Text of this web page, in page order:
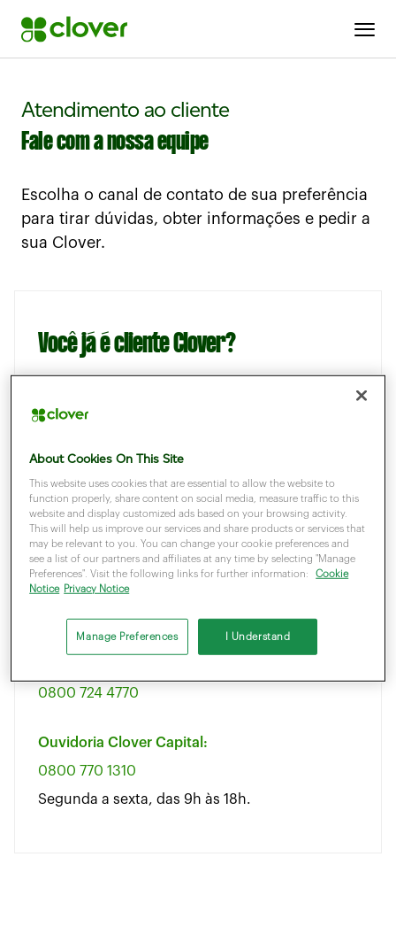
Atendimento ao cliente
Fale com a nossa equipe
Escolha o canal de contato de sua preferência
para tirar dúvidas, obter informações e pedir a
sua Clover.
Você já é cliente Clover?
Cliente azulzinha da CAIXA
(11) 3003-5365(Capital e Grande São Paulo)
0800 729 5365(Demais localidades)
Cliente Bin
(11) 3004-2017
0800 757 1017(Demais localidades)
0800 724 4770
Ouvidoria Clover Capital:
0800 770 1310
Segunda a sexta, das 9h às 18h.
About Cookies On This Site
This website uses cookies that are essential to allow the website to
function properly, share content on social media, measure traffic to this
website and display customized ads based on your browsing activity.
This will help us improve our services and share products or services that
may be relevant to you. You can change your cookie preferences and
see a list of our partners and affiliates at any time by selecting "Manage
Preferences". Visit the following links for further information:
Cookie
Notice
Privacy Notice
Manage Preferences I Understand